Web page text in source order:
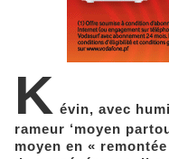
K évin, avec
rameur ‘moyen
moyen en «